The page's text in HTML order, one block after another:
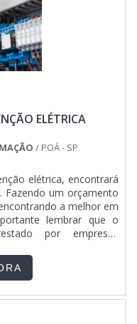
ELÉTRICA
/ POÁ - SP
elétrica, encontrará
Fazendo um orçamento
a melhor em
lembrar que o
por empresas
do serviço, além de
e execuções mal
IMPORTANTES DE